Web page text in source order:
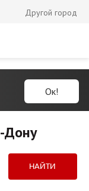
Другой город
Ок!
Дону
НАЙТИ